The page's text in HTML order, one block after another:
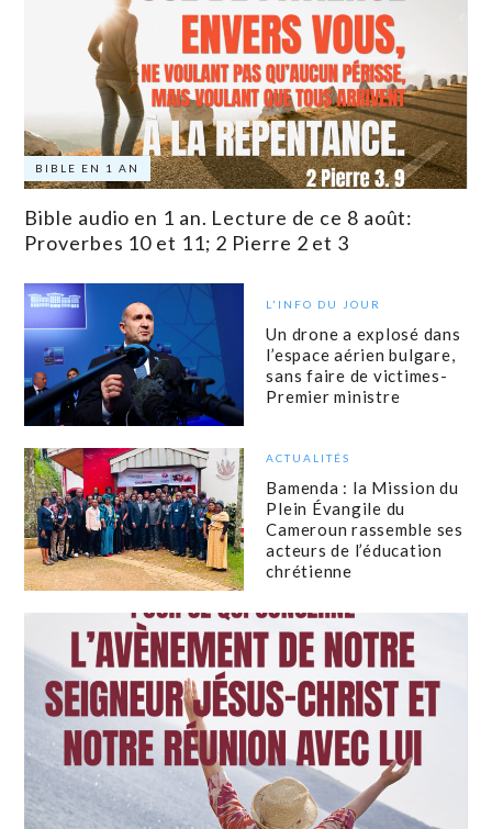
BIBLE EN 1 AN
Bible audio en 1 an. Lecture de ce 8 août:
Proverbes 10 et 11; 2 Pierre 2 et 3
L'INFO DU JOUR
Un drone a explosé dans
l’espace aérien bulgare,
sans faire de victimes-
Premier ministre
ACTUALITÉS
Bamenda : la Mission du
Plein Évangile du
Cameroun rassemble ses
acteurs de l’éducation
chrétienne